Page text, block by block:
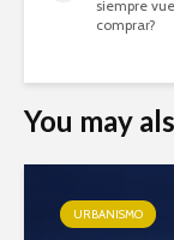
siempre
comprar?
You may
URBANISMO